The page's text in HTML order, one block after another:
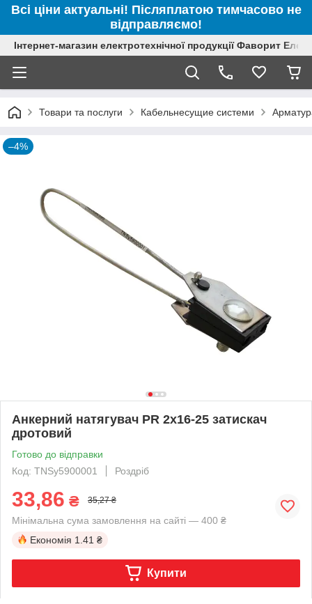
Всі ціни актуальні! Післяплатою тимчасово не
відправляємо!
Інтернет-магазин електротехнічної продукції Фаворит
Товари та послуги Кабельнесущие системи
–4%
Анкерний натягувач PR 2х16-25 затискач
дротовий
Готово до відправки
Код: TNSy5900001
Роздріб
33,86 ₴ 35,27 ₴
Мінімальна сума замовлення на сайті — 400 ₴
Економія 1.41 ₴
Купити